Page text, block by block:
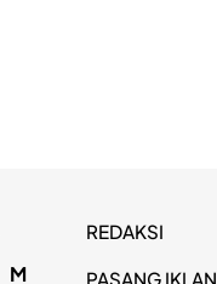
M
REDAKSI
PASANG IKLAN